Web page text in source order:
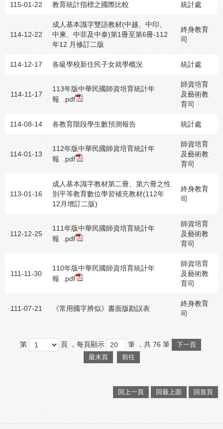
115-01-22 教育統計指標之國際比較 統計處
114-12-22
成人基本識字雙語教材(中越、中印、
中柬、中菲及中泰)第1冊至第6冊-112
年12 月修訂二版
終身教育
司
114-12-17 各級學校新住民子女就學概況 統計處
114-11-17
113年版中華民國師資培育統計年
報
.pdf
師資培育
及藝術教
育司
114-08-14 各教育階段學生數預測報告 統計處
114-01-13
112年版中華民國師資培育統計年
報
.pdf
師資培育
及藝術教
育司
113-01-16
成人基本識字教材第二冊、第六冊之性
別平等教育數位學習補充教材(112年
12月增訂二版)
終身教育
司
112-12-25
111年版中華民國師資培育統計年
報
.pdf
師資培育
及藝術教
育司
111-11-30
110年版中華民國師資培育統計年
報
.pdf
師資培育
及藝術教
育司
111-07-21 《常用國字辨似》書面版勘誤表
終身教育
司
第 頁 ，每頁顯示 筆 ，共 76 筆
下一頁
最末頁
前往
回上一頁 回最上面 回首頁